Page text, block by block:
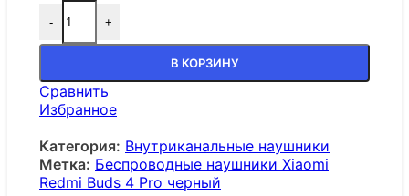
- +
В КОРЗИНУ
Сравнить
Избранное
Категория: Внутриканальные наушники
Метка: Беспроводные наушники Xiaomi
Redmi Buds 4 Pro черный